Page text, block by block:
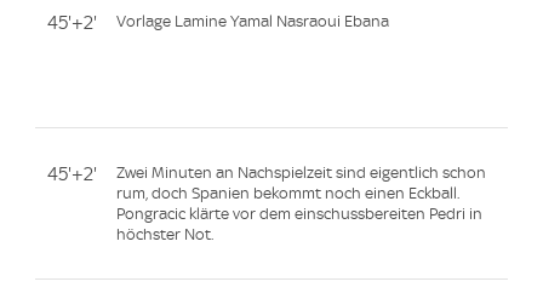
45'+2' Vorlage Lamine Yamal Nasraoui Ebana
45'+2'
Zwei Minuten an Nachspielzeit sind eigentlich schon
rum, doch Spanien bekommt noch einen Eckball.
Pongracic klärte vor dem einschussbereiten Pedri in
höchster Not.